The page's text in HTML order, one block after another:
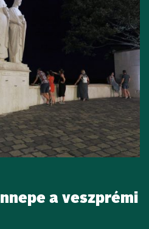
a veszprémi